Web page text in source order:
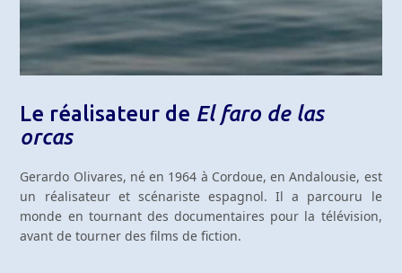
Le réalisateur de El faro de las
orcas
Gerardo Olivares, né en 1964 à Cordoue, en Andalousie, est
un réalisateur et scénariste espagnol. Il a parcouru le
monde en tournant des documentaires pour la télévision,
avant de tourner des films de fiction.